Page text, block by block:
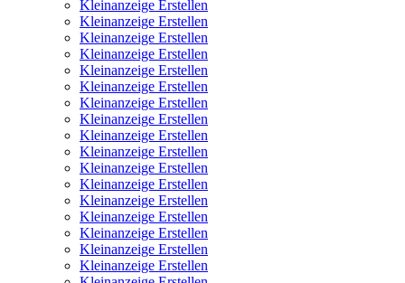
Kleinanzeige Erstellen
Kleinanzeige Erstellen
Kleinanzeige Erstellen
Kleinanzeige Erstellen
Kleinanzeige Erstellen
Kleinanzeige Erstellen
Kleinanzeige Erstellen
Kleinanzeige Erstellen
Kleinanzeige Erstellen
Kleinanzeige Erstellen
Kleinanzeige Erstellen
Kleinanzeige Erstellen
Kleinanzeige Erstellen
Kleinanzeige Erstellen
Kleinanzeige Erstellen
Kleinanzeige Erstellen
Kleinanzeige Erstellen